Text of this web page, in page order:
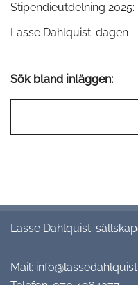
Stipendieutdelning
Lasse Dahlquist-dagen
Sök bland inläggen:
Lasse Dahlquist-
Mail: